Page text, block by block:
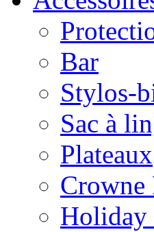
Bar
Stylos-
Sac à
Plateaux
Crowne
Holiday